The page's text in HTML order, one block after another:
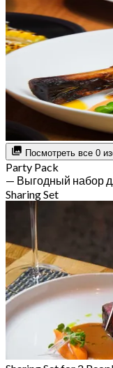
Посмотреть все 0
Party Pack
— Выгодный набор
Sharing Set